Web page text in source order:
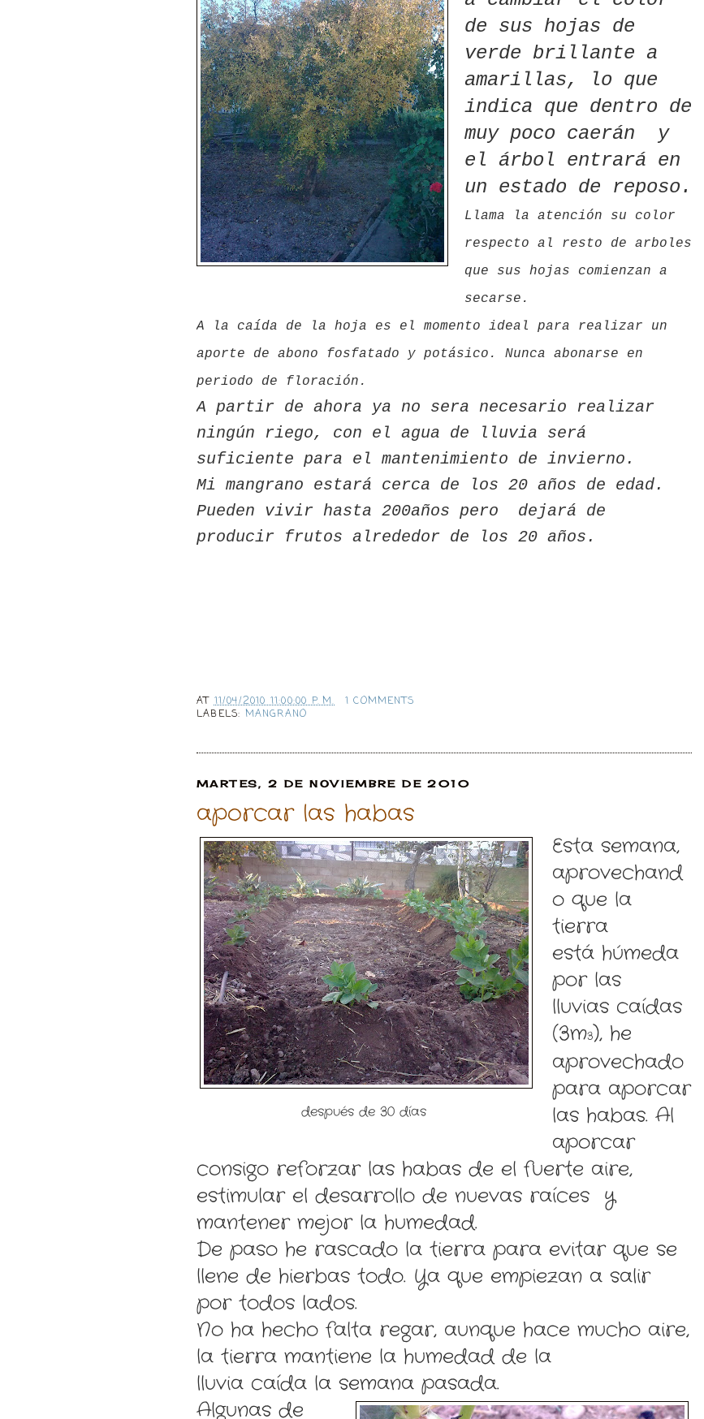
de sus hojas de
verde brillante a
amarillas, lo que
indica que dentro de
muy poco caerán y
el árbol entrará en
un estado de reposo.
Llama la atención su color
respecto al resto de arboles
que sus hojas comienzan a
secarse.
A la caída de la hoja es el momento ideal para realizar un
aporte de abono fosfatado y potásico. Nunca abonarse en
periodo de floración.
A partir de ahora ya no sera necesario realizar
ningún riego, con el agua de lluvia será
suficiente para el mantenimiento de invierno.
Mi mangrano estará cerca de los 20 años de edad.
Pueden vivir hasta 200años pero dejará de
producir frutos alrededor de los 20 años.
AT11/04/2010 11:00:00 P. M.
1 COMMENTS
LABELS: MANGRANO
MARTES, 2 DE NOVIEMBRE DE 2010
aporcar las habas
después de 30 días
Esta semana,
aprovechand
o que la
tierra
está húmeda
por las
lluvias caídas
(3m3), he
aprovechado
para aporcar
las habas. Al
aporcar
consigo reforzar las habas de el fuerte aire,
estimular el desarrollo de nuevas raíces y
mantener mejor la humedad.
De paso he rascado la tierra para evitar que se
llene de hierbas todo. Ya que empiezan a salir
por todos lados.
No ha hecho falta regar, aunque hace mucho aire,
la tierra mantiene la humedad de la
lluvia caída la semana pasada.
Algunas de